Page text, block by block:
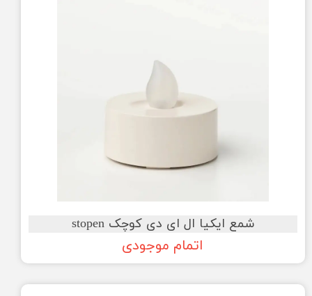
شمع ایکیا ال ای دی کوچک stopen
اتمام موجودی